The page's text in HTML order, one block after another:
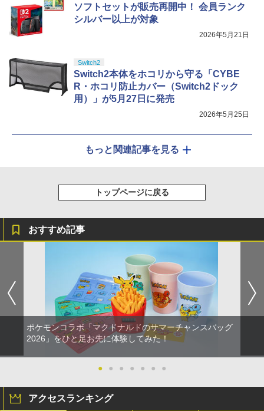
ソフトセットが販売再開中！ 会員ランク
シルバー以上が対象
2026年5月21日
Switch2
Switch2本体をホコリから守る「CYBE
R・ホコリ防止カバー（Switch2ドック
用）」が5月27日に発売
2026年5月25日
もっと関連記事を見る
トップページに戻る
おすすめ記事
ポケモンコラボ「マクドナルドのサマーチャンスバッグ
2026」をひと足お先に体験してみた！
● ● ● ● ● ● ●
アクセスランキング